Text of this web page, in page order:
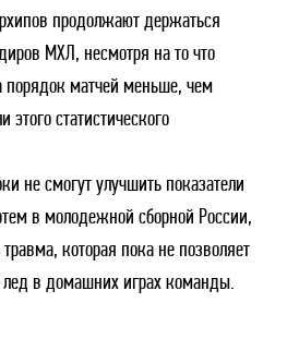
продолжают держаться
МХЛ, несмотря на то что
матчей меньше, чем
этого статистического
не смогут улучшить показатели
в молодежной сборной России,
которая пока не позволяет
в домашних играх команды.